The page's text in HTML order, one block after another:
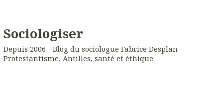
Sociologiser
Depuis 2006 - Blog du sociologue Fabrice Desplan -
Protestantisme, Antilles, santé et éthique